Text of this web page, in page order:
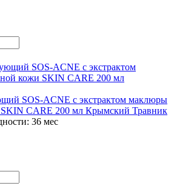
SOS-ACNE с экстрактом маклюры
CARE 200 мл Крымский Травник
36 мес